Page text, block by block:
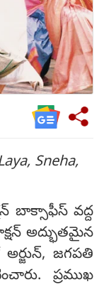
Sneha,
బాక్సాఫీస్ వద్ద
అద్భుతమైన
జగపతి
ప్రముఖ